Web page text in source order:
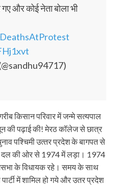
और कोई नेता बोला भी
किसान परिवार में जन्मे सत्यपाल
की पढ़ाई की! मेरठ कॉलेज से छात्र
पश्चिमी उत्‍तर प्रदेश के बागपत से
दल की ओर से 1974 में लड़ा। 1974
के विधायक रहे। समय के साथ
में शामिल हो गये और उतर प्रदेश